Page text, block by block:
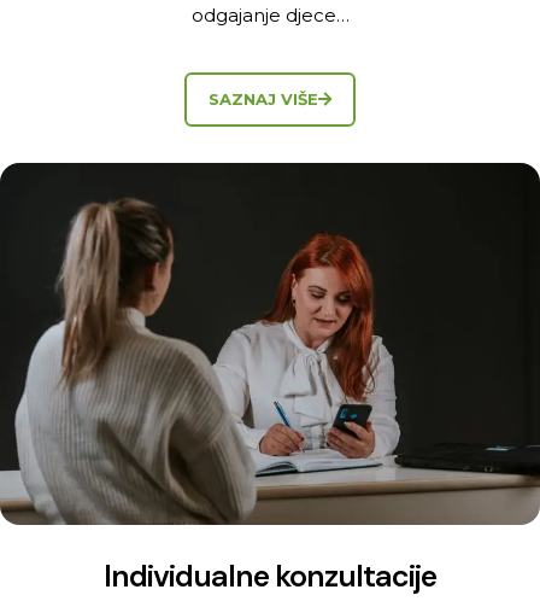
odgajanje djece…
SAZNAJ VIŠE
Individualne konzultacije